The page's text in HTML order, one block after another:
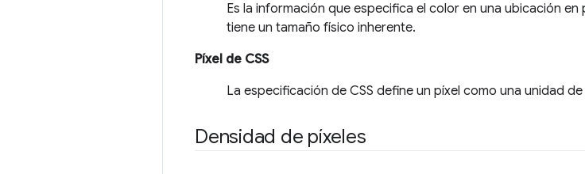
Es la información que especifica el color en una ubicación
tiene un tamaño físico inherente.
Píxel de CSS
La especificación de CSS define un píxel como una unidad
Densidad de píxeles